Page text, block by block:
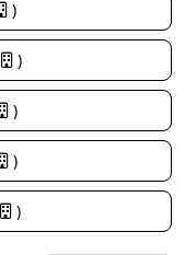
)
)
)
)
)